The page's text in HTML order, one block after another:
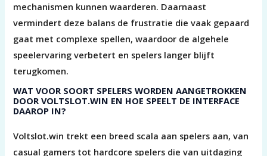
mechanismen kunnen waarderen. Daarnaast
vermindert deze balans de frustratie die vaak gepaard
gaat met complexe spellen, waardoor de algehele
speelervaring verbetert en spelers langer blijft
terugkomen.
WAT VOOR SOORT SPELERS WORDEN AANGETROKKEN
DOOR VOLTSLOT.WIN EN HOE SPEELT DE INTERFACE
DAAROP IN?
Voltslot.win trekt een breed scala aan spelers aan, van
casual gamers tot hardcore spelers die van uitdaging